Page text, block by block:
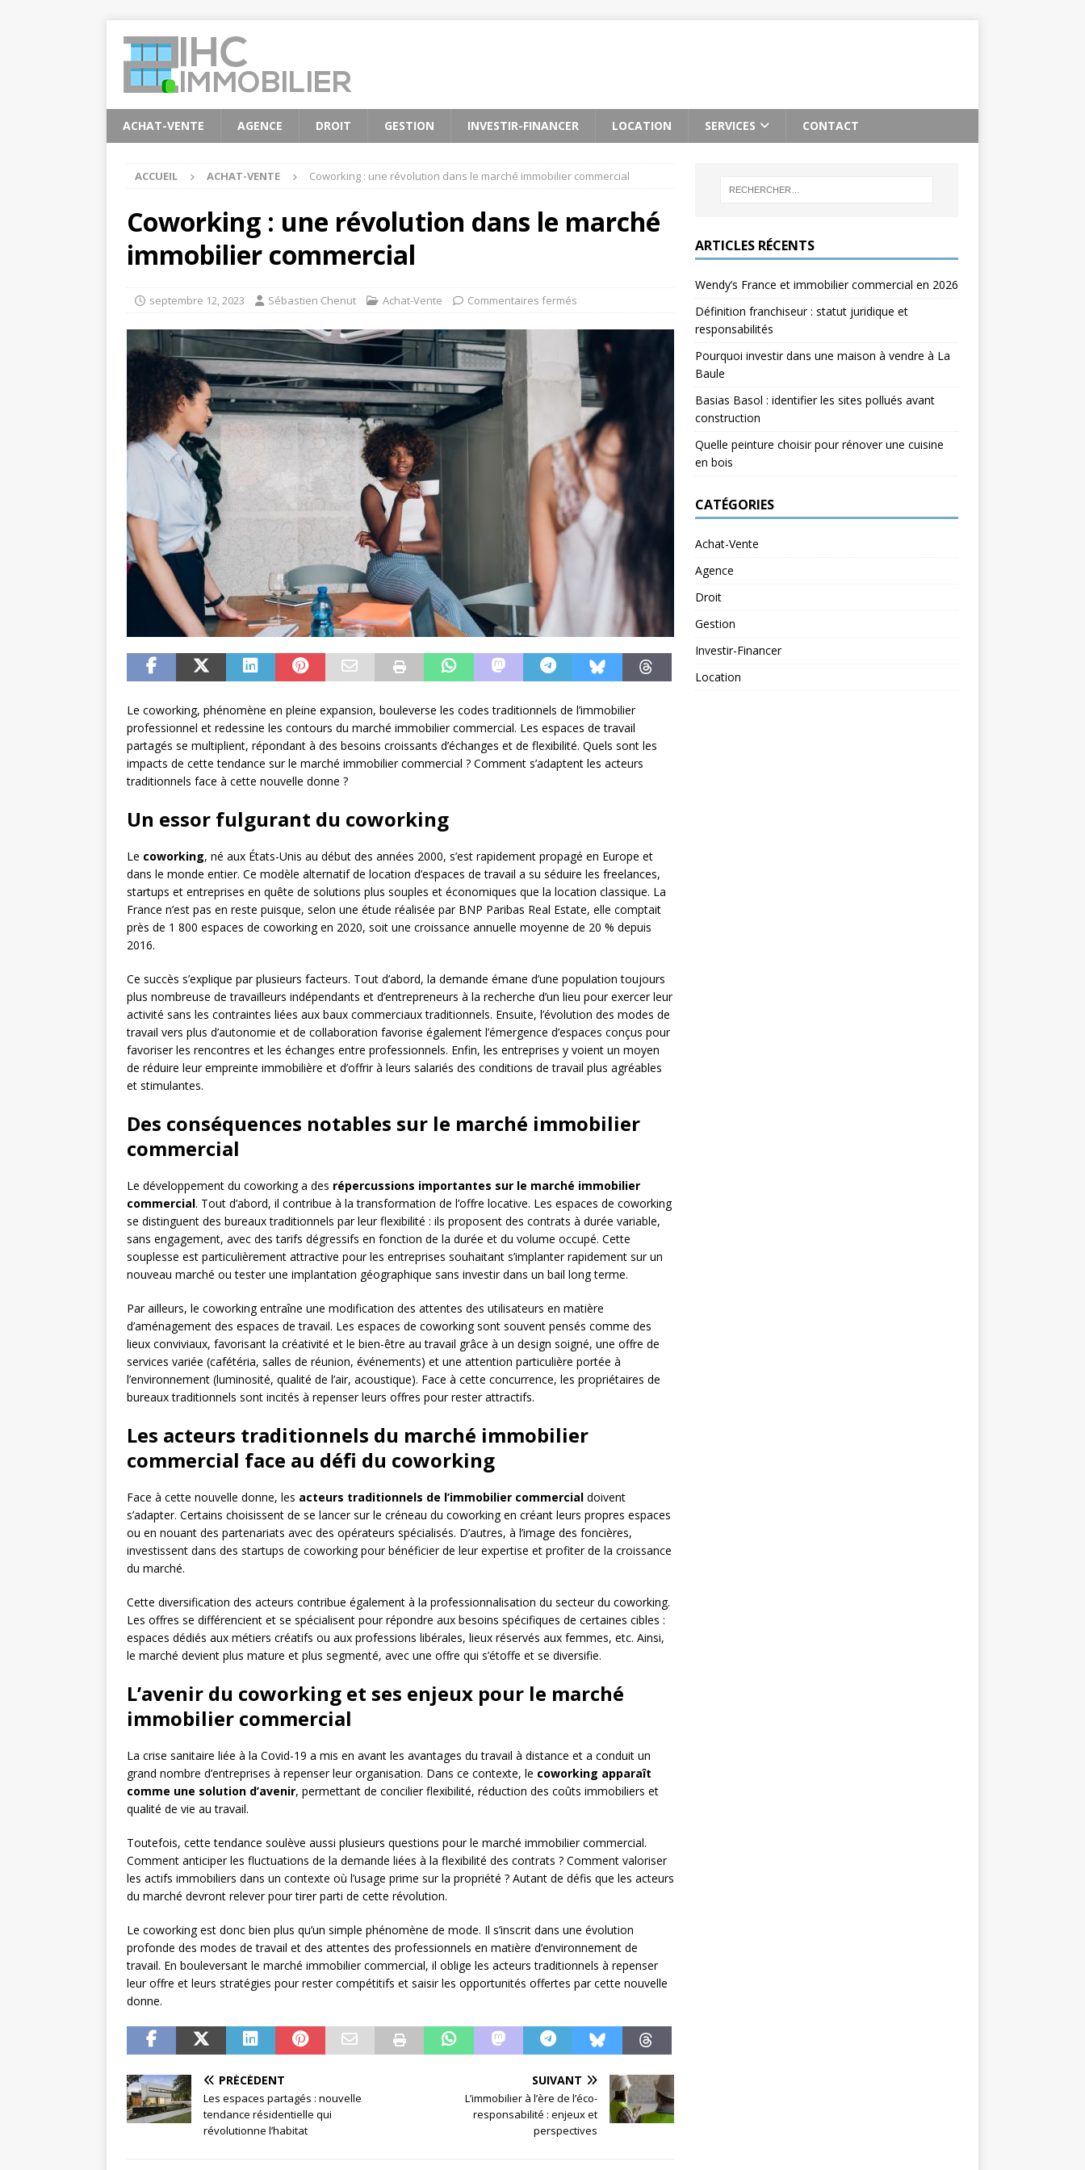
ACHAT-VENTE AGENCE DROIT GESTION INVESTIR-FINANCER LOCATION SERVICES CONTACT
ACCUEIL ACHAT-VENTE Coworking : une révolution dans le marché immobilier commercial
Coworking : une révolution dans le marché
immobilier commercial
septembre 12, 2023 Sébastien Chenut Achat-Vente Commentaires fermés
Le coworking, phénomène en pleine expansion, bouleverse les codes traditionnels de l’immobilier
professionnel et redessine les contours du marché immobilier commercial. Les espaces de travail
partagés se multiplient, répondant à des besoins croissants d’échanges et de flexibilité. Quels sont les
impacts de cette tendance sur le marché immobilier commercial ? Comment s’adaptent les acteurs
traditionnels face à cette nouvelle donne ?
Un essor fulgurant du coworking
Le coworking, né aux États-Unis au début des années 2000, s’est rapidement propagé en Europe et
dans le monde entier. Ce modèle alternatif de location d’espaces de travail a su séduire les freelances,
startups et entreprises en quête de solutions plus souples et économiques que la location classique. La
France n’est pas en reste puisque, selon une étude réalisée par BNP Paribas Real Estate, elle comptait
près de 1 800 espaces de coworking en 2020, soit une croissance annuelle moyenne de 20 % depuis
2016.
Ce succès s’explique par plusieurs facteurs. Tout d’abord, la demande émane d’une population toujours
plus nombreuse de travailleurs indépendants et d’entrepreneurs à la recherche d’un lieu pour exercer leur
activité sans les contraintes liées aux baux commerciaux traditionnels. Ensuite, l’évolution des modes de
travail vers plus d’autonomie et de collaboration favorise également l’émergence d’espaces conçus pour
favoriser les rencontres et les échanges entre professionnels. Enfin, les entreprises y voient un moyen
de réduire leur empreinte immobilière et d’offrir à leurs salariés des conditions de travail plus agréables
et stimulantes.
Des conséquences notables sur le marché immobilier
commercial
Le développement du coworking a des répercussions importantes sur le marché immobilier
commercial. Tout d’abord, il contribue à la transformation de l’offre locative. Les espaces de coworking
se distinguent des bureaux traditionnels par leur flexibilité : ils proposent des contrats à durée variable,
sans engagement, avec des tarifs dégressifs en fonction de la durée et du volume occupé. Cette
souplesse est particulièrement attractive pour les entreprises souhaitant s’implanter rapidement sur un
nouveau marché ou tester une implantation géographique sans investir dans un bail long terme.
Par ailleurs, le coworking entraîne une modification des attentes des utilisateurs en matière
d’aménagement des espaces de travail. Les espaces de coworking sont souvent pensés comme des
lieux conviviaux, favorisant la créativité et le bien-être au travail grâce à un design soigné, une offre de
services variée (cafétéria, salles de réunion, événements) et une attention particulière portée à
l’environnement (luminosité, qualité de l’air, acoustique). Face à cette concurrence, les propriétaires de
bureaux traditionnels sont incités à repenser leurs offres pour rester attractifs.
Les acteurs traditionnels du marché immobilier
commercial face au défi du coworking
Face à cette nouvelle donne, les acteurs traditionnels de l’immobilier commercial doivent
s’adapter. Certains choisissent de se lancer sur le créneau du coworking en créant leurs propres espaces
ou en nouant des partenariats avec des opérateurs spécialisés. D’autres, à l’image des foncières,
investissent dans des startups de coworking pour bénéficier de leur expertise et profiter de la croissance
du marché.
Cette diversification des acteurs contribue également à la professionnalisation du secteur du coworking.
Les offres se différencient et se spécialisent pour répondre aux besoins spécifiques de certaines cibles :
espaces dédiés aux métiers créatifs ou aux professions libérales, lieux réservés aux femmes, etc. Ainsi,
le marché devient plus mature et plus segmenté, avec une offre qui s’étoffe et se diversifie.
L’avenir du coworking et ses enjeux pour le marché
immobilier commercial
La crise sanitaire liée à la Covid-19 a mis en avant les avantages du travail à distance et a conduit un
grand nombre d’entreprises à repenser leur organisation. Dans ce contexte, le coworking apparaît
comme une solution d’avenir, permettant de concilier flexibilité, réduction des coûts immobiliers et
qualité de vie au travail.
Toutefois, cette tendance soulève aussi plusieurs questions pour le marché immobilier commercial.
Comment anticiper les fluctuations de la demande liées à la flexibilité des contrats ? Comment valoriser
les actifs immobiliers dans un contexte où l’usage prime sur la propriété ? Autant de défis que les acteurs
du marché devront relever pour tirer parti de cette révolution.
Le coworking est donc bien plus qu’un simple phénomène de mode. Il s’inscrit dans une évolution
profonde des modes de travail et des attentes des professionnels en matière d’environnement de
travail. En bouleversant le marché immobilier commercial, il oblige les acteurs traditionnels à repenser
leur offre et leurs stratégies pour rester compétitifs et saisir les opportunités offertes par cette nouvelle
donne.
PRÉCÉDENT
Les espaces partagés : nouvelle
tendance résidentielle qui
révolutionne l’habitat
SUIVANT
L’immobilier à l’ère de l’éco-
responsabilité : enjeux et
perspectives
ARTICLES RÉCENTS
Wendy’s France et immobilier commercial en 2026
Définition franchiseur : statut juridique et
responsabilités
Pourquoi investir dans une maison à vendre à La
Baule
Basias Basol : identifier les sites pollués avant
construction
Quelle peinture choisir pour rénover une cuisine
en bois
CATÉGORIES
Achat-Vente
Agence
Droit
Gestion
Investir-Financer
Location